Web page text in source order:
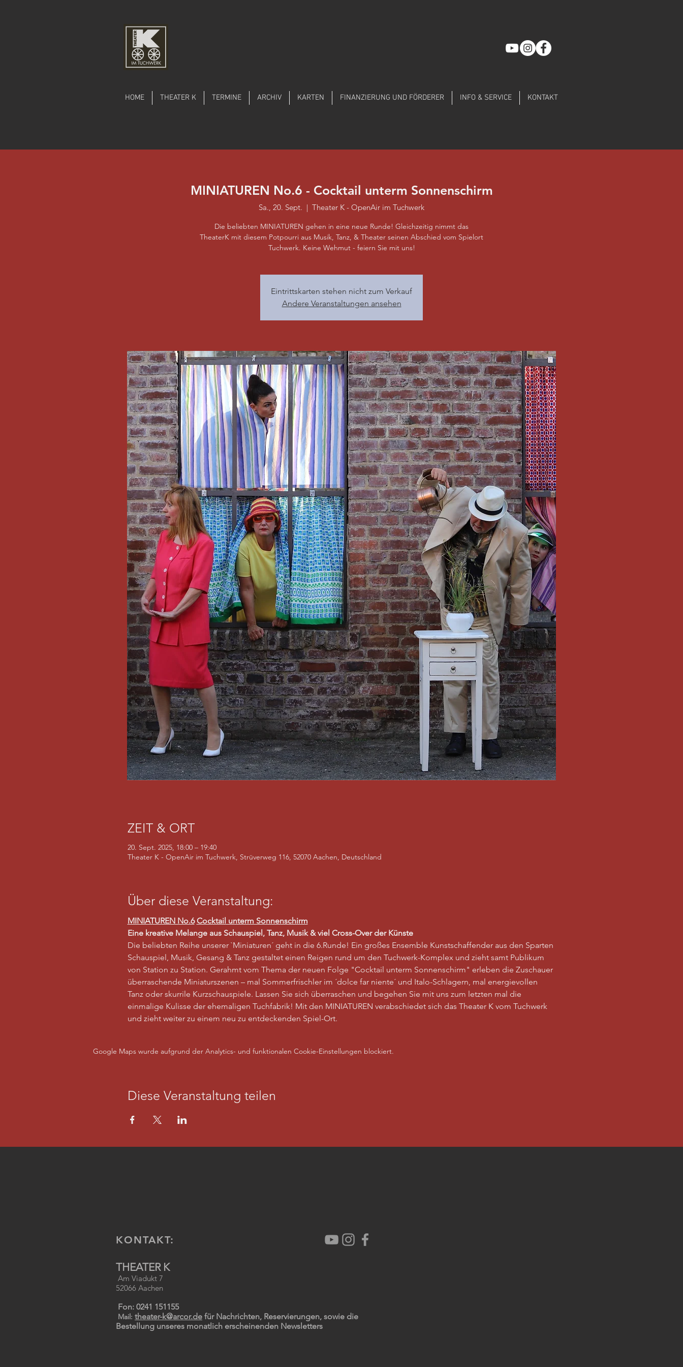
HOME THEATER K TERMINE ARCHIV KARTEN FINANZIERUNG UND FÖRDERER INFO & SERVICE KONTAKT
MINIATUREN No.6 - Cocktail unterm Sonnenschirm
Sa., 20. Sept.
  |
Theater K - OpenAir im Tuchwerk
Die beliebten MINIATUREN gehen in eine neue Runde! Gleichzeitig nimmt das
TheaterK mit diesem Potpourri aus Musik, Tanz, & Theater seinen Abschied vom Spielort
Tuchwerk. Keine Wehmut - feiern Sie mit uns!
Eintrittskarten stehen nicht zum Verkauf
Andere Veranstaltungen ansehen
ZEIT & ORT
20. Sept. 2025, 18:00 – 19:40
Theater K - OpenAir im Tuchwerk, Strüverweg 116, 52070 Aachen, Deutschland
Über diese Veranstaltung:
MINIATUREN No.6 Cocktail unterm Sonnenschirm
Eine kreative Melange aus Schauspiel, Tanz, Musik & viel Cross-Over der Künste
Die beliebten Reihe unserer `Miniaturen´ geht in die 6.Runde! Ein großes Ensemble Kunstschaffender aus den Sparten
Schauspiel, Musik, Gesang & Tanz gestaltet einen Reigen rund um den Tuchwerk-Komplex und zieht samt Publikum
von Station zu Station. Gerahmt vom Thema der neuen Folge "Cocktail unterm Sonnenschirm" erleben die Zuschauer
überraschende Miniaturszenen – mal Sommerfrischler im ´dolce far niente´ und Italo-Schlagern, mal energievollen
Tanz oder skurrile Kurzschauspiele. Lassen Sie sich überraschen und begehen Sie mit uns zum letzten mal die
einmalige Kulisse der ehemaligen Tuchfabrik! Mit den MINIATUREN verabschiedet sich das Theater K vom Tuchwerk
und zieht weiter zu einem neu zu entdeckenden Spiel-Ort.
Google Maps wurde aufgrund der Analytics- und funktionalen Cookie-Einstellungen blockiert.
Diese Veranstaltung teilen
KONTAKT:
THEATER K
Am Viadukt 7
52066 Aachen
Fon: 0241 151155
Mail: theater-k@arcor.de für Nachrichten, Reservierungen, sowie die
Bestellung unseres monatlich erscheinenden Newsletters